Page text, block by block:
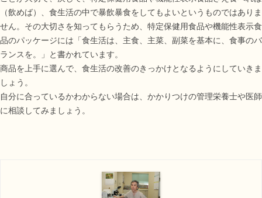
（飲めば）、食生活の中で暴飲暴食をしてもよいというものではありま
せん。その大切さを知ってもらうため、特定保健用食品や機能性表示食
品のパッケージには「食生活は、主食、主菜、副菜を基本に、食事のバ
ランスを。」と書かれています。
商品を上手に選んで、食生活の改善のきっかけとなるようにしていきま
しょう。
自分に合っているかわからない場合は、かかりつけの管理栄養士や医師
に相談してみましょう。